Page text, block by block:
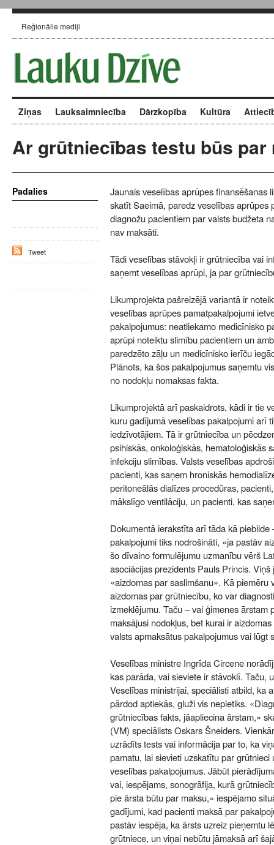
Reģionālie mediji
Ziņas Lauksaimniecība Dārzkopība Kultūra
Ar grūtniecības testu būs par
Jaunais veselības aprūpes finansēšanas
skatīt Saeimā, paredz veselības aprūpes
diagnožu pacientiem par valsts budžeta
nav maksāti.
Tādi veselības stāvokļi ir grūtniecība vai
saņemt veselības aprūpi, ja par
Likumprojekta pašreizējā variantā ir
veselības aprūpes pamatpakalpojumi
pakalpojumus: neatliekamo medicīnisko
aprūpi noteiktu slimību pacientiem un
paredzēto zāļu un medicīnisko ierīču
Plānots, ka šos pakalpojumus saņemtu
no nodokļu nomaksas fakta.
Likumprojektā arī paskaidrots, kādi ir tie
kuru gadījumā veselības pakalpojumi arī
iedzīvotājiem. Tā ir grūtniecība un
psihiskās, onkoloģiskās, hematoloģiskās
infekciju slimības. Valsts veselības
pacienti, kas saņem hroniskās
peritoneālās dialīzes procedūras,
mākslīgo ventilāciju, un pacienti, kas
Dokumentā ierakstīta arī tāda kā piebilde
pakalpojumi tiks nodrošināti, «ja pastāv
šo dīvaino formulējumu uzmanību vērš
asociācijas prezidents Pauls Princis.
«aizdomas par saslimšanu». Kā piemēru
aizdomas par grūtniecību, ko var
izmeklējumu. Taču – vai ģimenes ārstam
maksājusi nodokļus, bet kurai ir
valsts apmaksātus pakalpojumus vai lūgt
Veselības ministre Ingrīda Circene
kas parāda, vai sieviete ir stāvoklī. Taču,
Veselības ministrijai, speciālisti atbild, ka
pārdod aptiekās, gluži vis nepietiks.
grūtniecības fakts, jāapliecina ārstam,»
(VM) speciālists Oskars Šneiders.
uzrādīts tests vai informācija par to, ka
pamatu, lai sievieti uzskatītu par
veselības pakalpojumus. Jābūt
vai, iespējams, sonogrāfija, kurā
pie ārsta būtu par maksu,» iespējamo
gadījumi, kad pacienti maksā par
pastāv iespēja, ka ārsts uzreiz pieņemtu
grūtniece, un viņai nebūtu jāmaksā arī
Padalies
Tweet